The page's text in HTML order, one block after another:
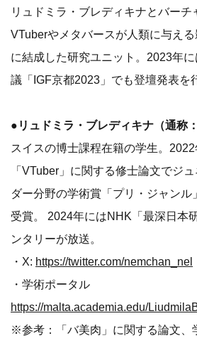
リュドミラ・ブレディキナとバーチ
VTuberやメタバースが人類に与え
に結成した研究ユニット。2023年
議「IGF京都2023」でも登壇発表を
●リュドミラ・ブレディキナ（通称：
スイスの博士課程在籍の学生。2022
「VTuber」に関する修士論文でジ
ダー分野の学術賞「プリ・ジャンル
受賞。 2024年にはNHK「最深日本
ンタリーが放送。
・X: https://twitter.com/nemchan_nel
・学術ポータル
https://malta.academia.edu/
※参考：「バ美肉」に関する論文